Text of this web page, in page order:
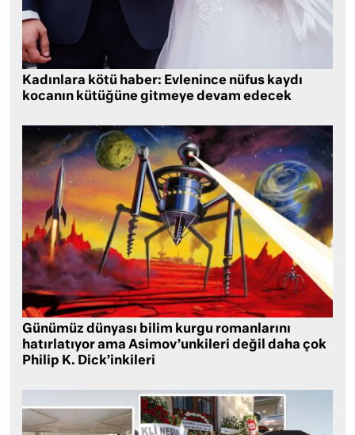
Kadınlara kötü haber: Evlenince nüfus kaydı
kocanın kütüğüne gitmeye devam edecek
Günümüz dünyası bilim kurgu romanlarını
hatırlatıyor ama Asimov’unkileri değil daha çok
Philip K. Dick’inkileri